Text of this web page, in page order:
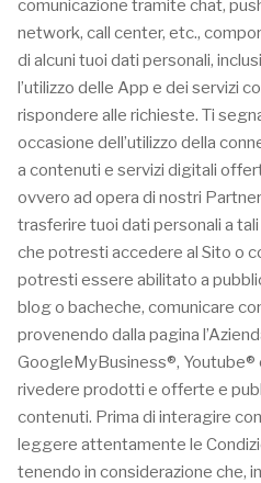
comunicazione tramite chat,
network, call center, etc.,
di alcuni tuoi dati personali,
l’utilizzo delle App e dei servizi
rispondere alle richieste. Ti
occasione dell’utilizzo della
a contenuti e servizi digitali
ovvero ad opera di nostri
trasferire tuoi dati personali a
che potresti accedere al Sito o
potresti essere abilitato a
blog o bacheche, comunicare
provenendo dalla pagina
GoogleMyBusiness®, Youtube®
rivedere prodotti e offerte e
contenuti. Prima di interagire
leggere attentamente le
tenendo in considerazione che,